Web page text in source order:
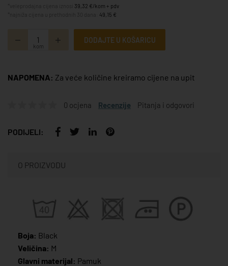
39,32 €/kom + pdv
49,15 €
kom
DODAJTE U KOŠARICU
NAPOMENA: Za veće količine kreiramo cijene na upit
0 ocjena Recenzije Pitanja i odgovori
PODIJELI:
O PROIZVODU
Boja: Black
Veličina: M
Glavni materijal: Pamuk